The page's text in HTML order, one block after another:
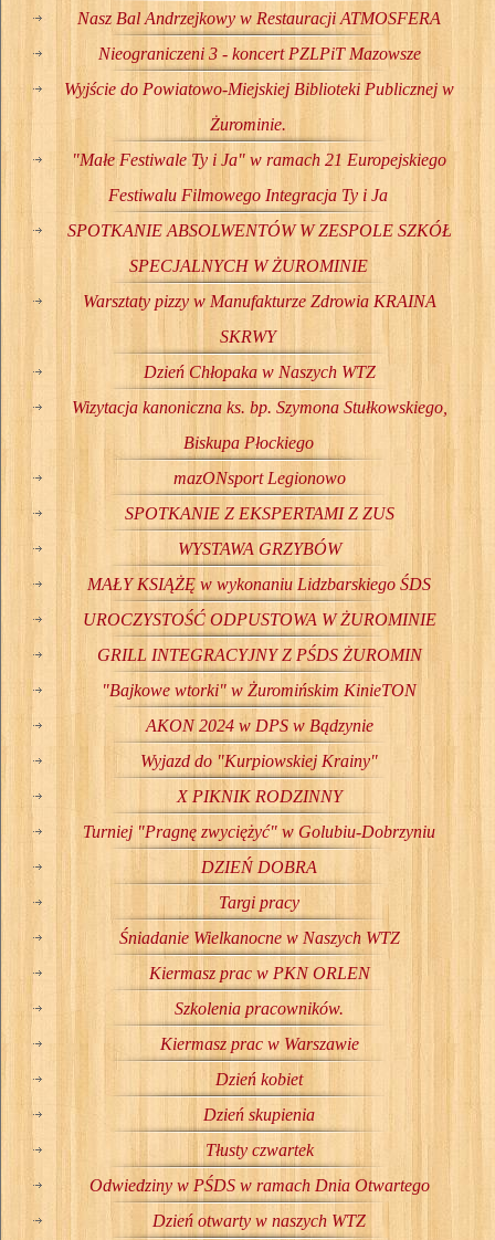
Nasz Bal Andrzejkowy w Restauracji ATMOSFERA
Nieograniczeni 3 - koncert PZLPiT Mazowsze
Wyjście do Powiatowo-Miejskiej Biblioteki Publicznej w
Żurominie.
"Małe Festiwale Ty i Ja" w ramach 21 Europejskiego
Festiwalu Filmowego Integracja Ty i Ja
SPOTKANIE ABSOLWENTÓW W ZESPOLE SZKÓŁ
SPECJALNYCH W ŻUROMINIE
Warsztaty pizzy w Manufakturze Zdrowia KRAINA
SKRWY
Dzień Chłopaka w Naszych WTZ
Wizytacja kanoniczna ks. bp. Szymona Stułkowskiego,
Biskupa Płockiego
mazONsport Legionowo
SPOTKANIE Z EKSPERTAMI Z ZUS
WYSTAWA GRZYBÓW
MAŁY KSIĄŻĘ w wykonaniu Lidzbarskiego ŚDS
UROCZYSTOŚĆ ODPUSTOWA W ŻUROMINIE
GRILL INTEGRACYJNY Z PŚDS ŻUROMIN
"Bajkowe wtorki" w Żuromińskim KinieTON
AKON 2024 w DPS w Bądzynie
Wyjazd do "Kurpiowskiej Krainy"
X PIKNIK RODZINNY
Turniej "Pragnę zwyciężyć" w Golubiu-Dobrzyniu
DZIEŃ DOBRA
Targi pracy
Śniadanie Wielkanocne w Naszych WTZ
Kiermasz prac w PKN ORLEN
Szkolenia pracowników.
Kiermasz prac w Warszawie
Dzień kobiet
Dzień skupienia
Tłusty czwartek
Odwiedziny w PŚDS w ramach Dnia Otwartego
Dzień otwarty w naszych WTZ